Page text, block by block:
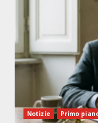
Notizie Primo